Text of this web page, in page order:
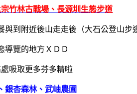
竹林古戰場、長源圳生態步道
與到附近後山走走後（大石公登山步
導覽的地方ＸＤＤ
吸取更多芬多精啦
銀杏森林、武岫農圃